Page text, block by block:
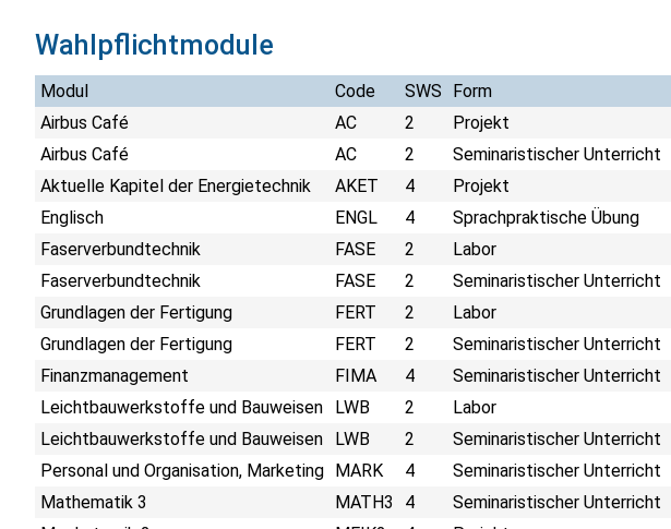
Wahlpflichtmodule
Modul Code SWS Form
Airbus Café
AC 2 Projekt
Airbus Café
AC 2 Seminaristischer Unterricht
Aktuelle Kapitel der Energietechnik
AKET 4 Projekt
Englisch
ENGL 4 Sprachpraktische Übung
Faserverbundtechnik
FASE 2 Labor
Faserverbundtechnik
FASE 2 Seminaristischer Unterricht
Grundlagen der Fertigung
FERT 2 Labor
Grundlagen der Fertigung
FERT 2 Seminaristischer Unterricht
Finanzmanagement
FIMA 4 Seminaristischer Unterricht
Leichtbauwerkstoffe und Bauweisen
LWB 2 Labor
Leichtbauwerkstoffe und Bauweisen
LWB 2 Seminaristischer Unterricht
Personal und Organisation, Marketing MARK 4 Seminaristischer Unterricht
Mathematik 3
MATH3 4 Seminaristischer Unterricht